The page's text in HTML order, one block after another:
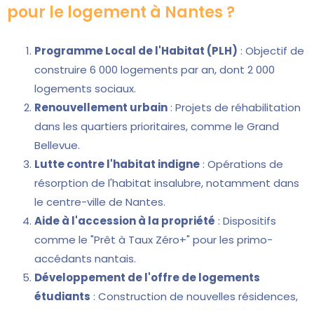
pour le logement à Nantes ?
Programme Local de l'Habitat (PLH) : Objectif de
construire 6 000 logements par an, dont 2 000
logements sociaux.
Renouvellement urbain: Projets de réhabilitation
dans les quartiers prioritaires, comme le Grand
Bellevue.
Lutte contre l'habitat indigne: Opérations de
résorption de l'habitat insalubre, notamment dans
le centre-ville de Nantes.
Aide à l'accession à la propriété : Dispositifs
comme le "Prêt à Taux Zéro+" pour les primo-
accédants nantais.
Développement de l'offre de logements
étudiants : Construction de nouvelles résidences,